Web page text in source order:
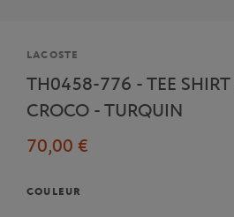
Marque
LACOSTE
TH0458-776 - TEE
CROCO - TURQUIN
70,00 €
COULEUR